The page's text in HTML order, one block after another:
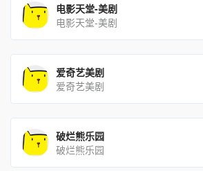
电影天堂-美剧
电影天堂-美剧
爱奇艺美剧
爱奇艺美剧
破烂熊乐园
破烂熊乐园